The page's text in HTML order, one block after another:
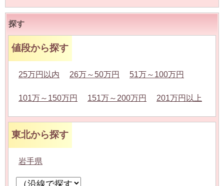
探す
値段から探す
25万円以内 26万～50万円 51万～100万円
101万～150万円 151万～200万円 201万円以上
東北から探す
岩手県